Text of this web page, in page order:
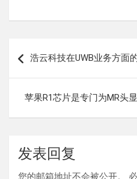
章
浩云科技在UWB业务方面
苹果R1芯片是专门为MR头
发表回复
您的邮箱地址不会被公开。